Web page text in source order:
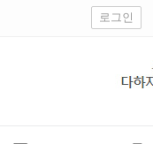
로그인